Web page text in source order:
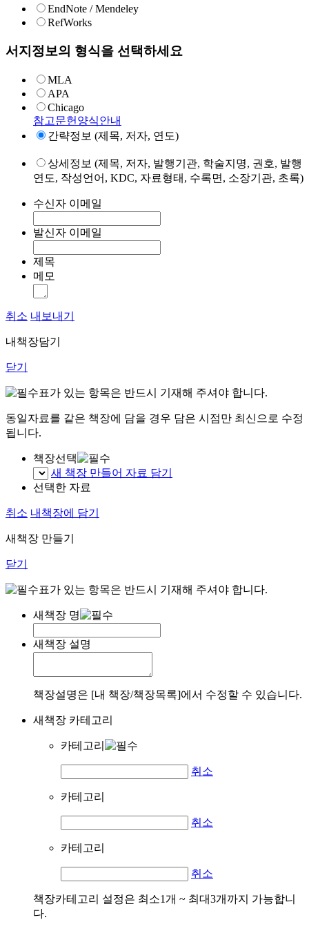
EndNote / Mendeley
RefWorks
서지정보의 형식을 선택하세요
MLA
APA
Chicago
참고문헌양식안내
간략정보 (제목, 저자, 연도)
상세정보 (제목, 저자, 발행기관, 학술지명, 권호, 발행
연도, 작성언어, KDC, 자료형태, 수록면, 소장기관, 초록)
수신자 이메일
발신자 이메일
제목
메모
취소 내보내기
내책장담기
닫기
표가 있는 항목은 반드시 기재해 주셔야 합니다.
동일자료를 같은 책장에 담을 경우 담은 시점만 최신으로 수정
됩니다.
책장선택
새 책장 만들어 자료 담기
선택한 자료
취소 내책장에 담기
새책장 만들기
닫기
표가 있는 항목은 반드시 기재해 주셔야 합니다.
새책장 명
새책장 설명
책장설명은 [내 책장/책장목록]에서 수정할 수 있습니다.
새책장 카테고리
카테고리
취소
카테고리
취소
카테고리
취소
책장카테고리 설정은 최소1개 ~ 최대3개까지 가능합니
다.